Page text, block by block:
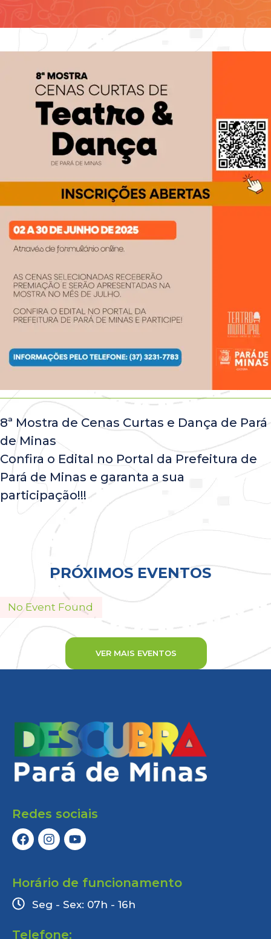
8ª Mostra de Cenas Curtas e Dança de Pará
de Minas
Confira o Edital no Portal da Prefeitura de
Pará de Minas e garanta a sua
participação!!!
PRÓXIMOS EVENTOS
Todos
No Event Found
VER MAIS EVENTOS
Redes sociais
Horário de funcionamento
Seg - Sex: 07h - 16h
Telefone: